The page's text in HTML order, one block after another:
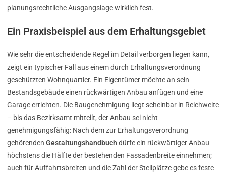
planungsrechtliche Ausgangslage wirklich fest.
Ein Praxisbeispiel aus dem Erhaltungsgebiet
Wie sehr die entscheidende Regel im Detail verborgen liegen kann,
zeigt ein typischer Fall aus einem durch Erhaltungsverordnung
geschützten Wohnquartier. Ein Eigentümer möchte an sein
Bestandsgebäude einen rückwärtigen Anbau anfügen und eine
Garage errichten. Die Baugenehmigung liegt scheinbar in Reichweite
– bis das Bezirksamt mitteilt, der Anbau sei nicht
genehmigungsfähig: Nach dem zur Erhaltungsverordnung
gehörenden Gestaltungshandbuch dürfe ein rückwärtiger Anbau
höchstens die Hälfte der bestehenden Fassadenbreite einnehmen;
auch für Auffahrtsbreiten und die Zahl der Stellplätze gebe es feste